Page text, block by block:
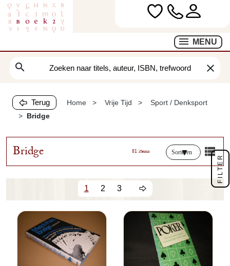
MENU
search clear
Terug Home Vrije Tijd
Sport / Denksport
Bridge
Bridge 81 items Sorteren
1 2 3
FILTER